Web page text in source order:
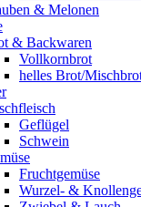
& Melonen
& Backwaren
Vollkornbrot
helles Brot/
Geflügel
Schwein
Fruchtgemüse
Wurzel- &